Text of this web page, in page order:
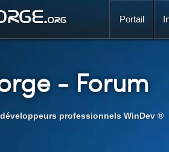
Portail
- Forum
professionnels WinDev ®